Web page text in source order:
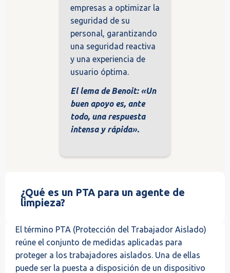
empresas a optimizar la
seguridad de su
personal, garantizando
una seguridad reactiva
y una experiencia de
usuario óptima.
El lema de Benoit: «Un
buen apoyo es, ante
todo, una respuesta
intensa y rápida».
¿Qué es un PTA para un agente de
limpieza?
El término PTA (Protección del Trabajador Aislado)
reúne el conjunto de medidas aplicadas para
proteger a los trabajadores aislados. Una de ellas
puede ser la puesta a disposición de un dispositivo